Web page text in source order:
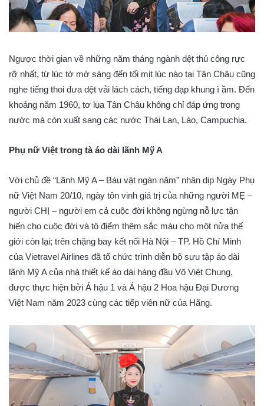
Ngược thời gian về những năm tháng ngành dệt thủ công rực
rỡ nhất, từ lúc tờ mờ sáng đến tối mịt lúc nào tại Tân Châu cũng
nghe tiếng thoi đưa dệt vải lách cách, tiếng đạp khung ì ầm. Đến
khoảng năm 1960, tơ lụa Tân Châu không chỉ đáp ứng trong
nước mà còn xuất sang các nước Thái Lan, Lào, Campuchia.
Phụ nữ Việt trong tà áo dài lãnh Mỹ A
Với chủ đề “Lãnh Mỹ A – Báu vật ngàn năm” nhân dịp Ngày Phụ
nữ Việt Nam 20/10, ngày tôn vinh giá trị của những người MẸ –
người CHỊ – người em cả cuộc đời không ngừng nỗ lực tận
hiến cho cuộc đời và tô điểm thêm sắc màu cho một nửa thế
giới còn lại; trên chặng bay kết nối Hà Nội – TP. Hồ Chí Minh
của Vietravel Airlines đã tổ chức trình diễn bộ sưu tập áo dài
lãnh Mỹ A của nhà thiết kế áo dài hàng đầu Võ Việt Chung,
được thực hiện bởi Á hậu 1 và Á hậu 2 Hoa hậu Đại Dương
Việt Nam năm 2023 cùng các tiếp viên nữ của Hãng.